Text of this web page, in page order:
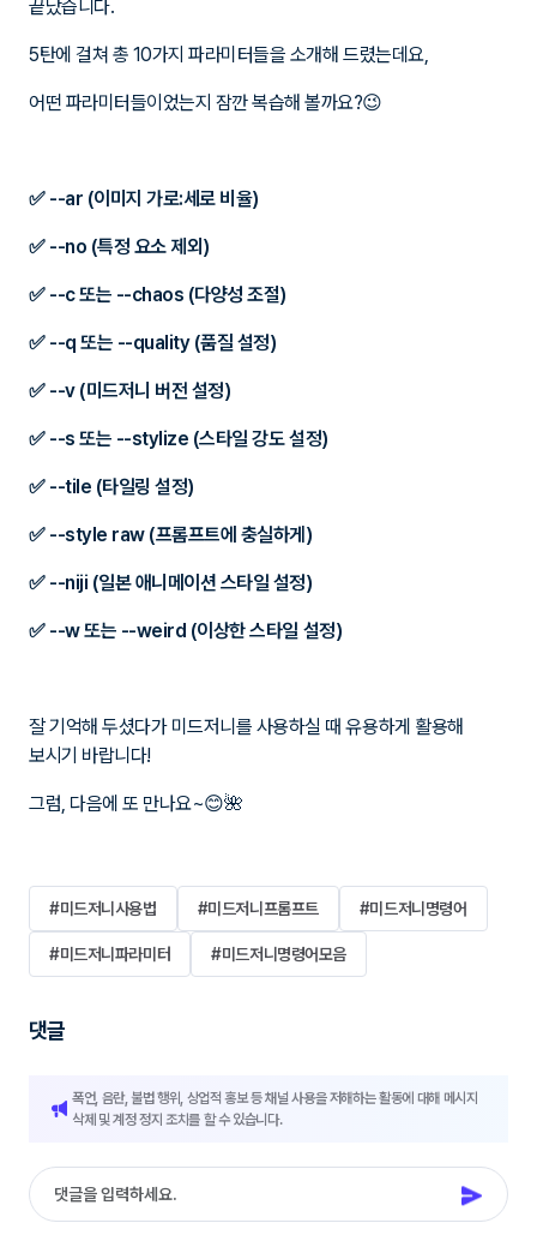
끝났습니다.
5탄에 걸쳐 총 10가지 파라미터들을 소개해 드렸는데요,
어떤 파라미터들이었는지 잠깐 복습해 볼까요?😉
✅ --ar (이미지 가로:세로 비율)
✅ --no (특정 요소 제외)
✅ --c 또는 --chaos (다양성 조절)
✅ --q 또는 --quality (품질 설정)
✅ --v (미드저니 버전 설정)
✅ --s 또는 --stylize (스타일 강도 설정)
✅ --tile (타일링 설정)
✅ --style raw (프롬프트에 충실하게)
✅ --niji (일본 애니메이션 스타일 설정)
✅ --w 또는 --weird (이상한 스타일 설정)
잘 기억해 두셨다가 미드저니를 사용하실 때 유용하게 활용해
보시기 바랍니다!
그럼, 다음에 또 만나요~😊🌺
#미드저니사용법 #미드저니프롬프트 #미드저니명령어
#미드저니파라미터 #미드저니명령어모음
댓글
폭언, 음란, 불법 행위, 상업적 홍보 등 채널 사용을 저해하는 활동에 대해 메시지
삭제 및 계정 정지 조치를 할 수 있습니다.